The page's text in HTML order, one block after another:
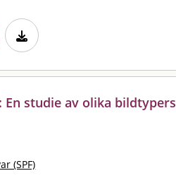
En studie av olika bildtypers
(SPF)